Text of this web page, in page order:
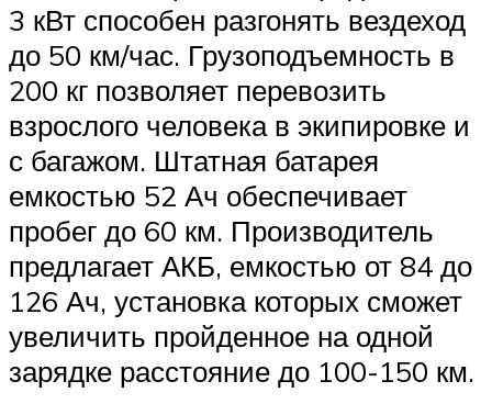
3 кВт способен разгонять вездеход
до 50 км/час. Грузоподъемность в
200 кг позволяет перевозить
взрослого человека в экипировке и
с багажом. Штатная батарея
емкостью 52 Ач обеспечивает
пробег до 60 км. Производитель
предлагает АКБ, емкостью от 84 до
126 Ач, установка которых сможет
увеличить пройденное на одной
зарядке расстояние до 100-150 км.